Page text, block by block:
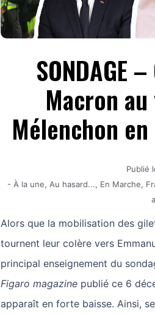
SONDAGE
Macron
Mélenchon
Publié
- À la une, Au hasard..., En Marche,
Alors que la mobilisation des
tournent leur colère vers
principal enseignement du
Figaro magazine publié ce 6
apparaît en forte baisse. Ainsi,